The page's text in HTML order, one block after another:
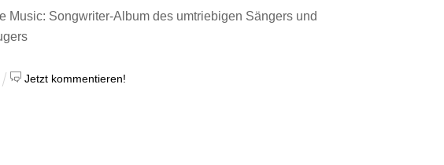
Jetzt kommentieren!